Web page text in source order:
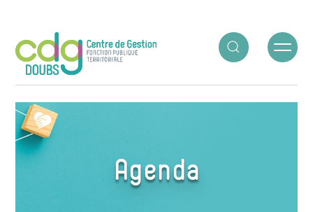
ACCUEIL○AGENDA○SÉANCE DE JUIN
Agenda